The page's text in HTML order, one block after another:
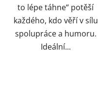
to lépe táhne“ potěší
každého, kdo věří v sílu
spolupráce a humoru.
Ideální...